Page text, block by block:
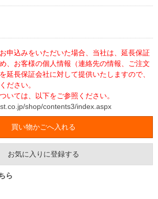
申込みをいただいた場合、当社は、延長保証
、お客様の個人情報（連絡先の情報、ご注文
延長保証会社に対して提供いたしますので、
ださい。
いては、以下をご参照ください。
shop/contents3/index.aspx
お気に入りに登録する
ら